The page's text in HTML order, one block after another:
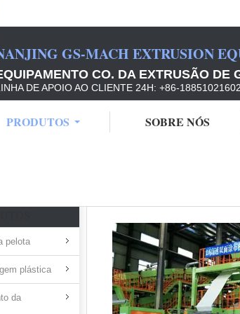
GS-MACH EXTRUSION
CO. DA EXTRUSÃO DE
DE APOIO AO CLIENTE 24H: +86-
PRODUTOS SOBRE NÓS
pelota
plástica
da